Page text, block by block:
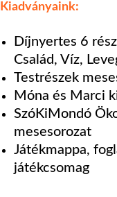
Kiadványaink:
Díjnyertes 6
Család, Víz,
Testrészek
Móna és Marci
SzóKiMondó
mesesorozat
Játékmappa,
játékcsomag